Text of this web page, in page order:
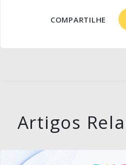
COMPARTILHE
Artigos